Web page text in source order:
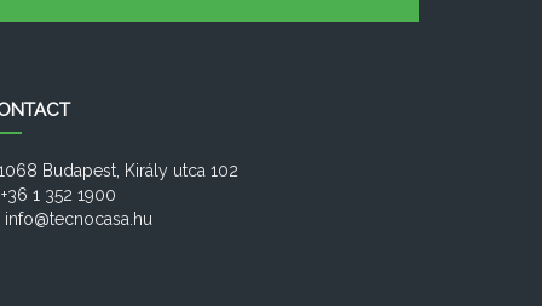
Budapest, Király utca 102
+36 1 352 1900
info@tecnocasa.hu